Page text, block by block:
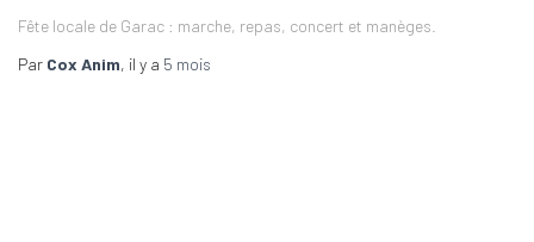
Fête locale de Garac : marche, repas, concert et manèges.
Par Cox Anim, il y a 5 mois